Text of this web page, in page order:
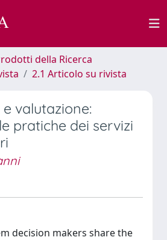
della Ricerca
2.1 Articolo su rivista
valutazione:
pratiche dei servizi
decision makers share the